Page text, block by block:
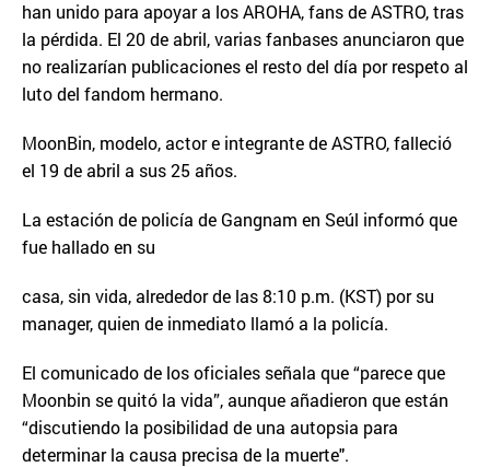
han unido para apoyar a los AROHA, fans de ASTRO, tras
la pérdida. El 20 de abril, varias fanbases anunciaron que
no realizarían publicaciones el resto del día por respeto al
luto del fandom hermano.
MoonBin, modelo, actor e integrante de ASTRO, falleció
el 19 de abril a sus 25 años.
La estación de policía de Gangnam en Seúl informó que
fue hallado en su
casa, sin vida, alrededor de las 8:10 p.m. (KST) por su
manager, quien de inmediato llamó a la policía.
El comunicado de los oficiales señala que “parece que
Moonbin se quitó la vida”, aunque añadieron que están
“discutiendo la posibilidad de una autopsia para
determinar la causa precisa de la muerte".